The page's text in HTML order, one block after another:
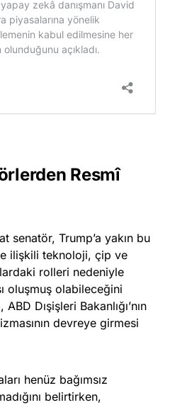
Resmî
senatör, Trump’a yakın bu
ilişkili teknoloji, çip ve
rolleri nedeniyle
oluşmuş olabileceğini
Dışişleri Bakanlığı’nın
devreye girmesi
henüz bağımsız
belirtirken,